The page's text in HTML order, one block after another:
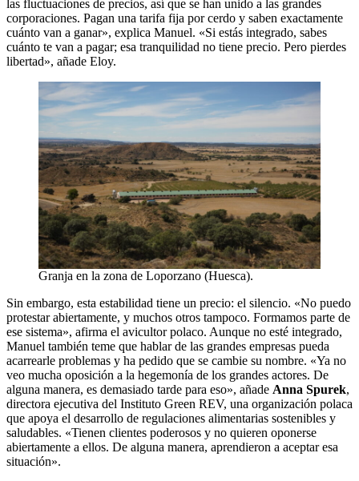
las fluctuaciones de precios, así que se han unido a las grandes
corporaciones. Pagan una tarifa fija por cerdo y saben exactamente
cuánto van a ganar», explica Manuel. «Si estás integrado, sabes
cuánto te van a pagar; esa tranquilidad no tiene precio. Pero pierdes
libertad», añade Eloy.
Granja en la zona de Loporzano (Huesca).
Sin embargo, esta estabilidad tiene un precio: el silencio. «No puedo
protestar abiertamente, y muchos otros tampoco. Formamos parte de
ese sistema», afirma el avicultor polaco. Aunque no esté integrado,
Manuel también teme que hablar de las grandes empresas pueda
acarrearle problemas y ha pedido que se cambie su nombre. «Ya no
veo mucha oposición a la hegemonía de los grandes actores. De
alguna manera, es demasiado tarde para eso», añade Anna Spurek,
directora ejecutiva del Instituto Green REV, una organización polaca
que apoya el desarrollo de regulaciones alimentarias sostenibles y
saludables. «Tienen clientes poderosos y no quieren oponerse
abiertamente a ellos. De alguna manera, aprendieron a aceptar esa
situación».